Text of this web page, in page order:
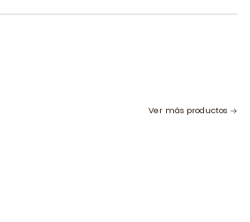
Ver más productos